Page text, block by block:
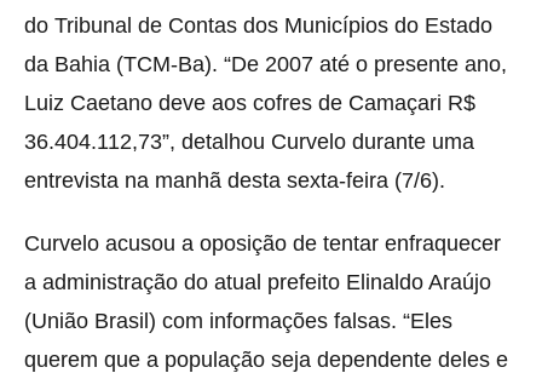
do Tribunal de Contas dos Municípios do Estado
da Bahia (TCM-Ba). “De 2007 até o presente ano,
Luiz Caetano deve aos cofres de Camaçari R$
36.404.112,73”, detalhou Curvelo durante uma
entrevista na manhã desta sexta-feira (7/6).
Curvelo acusou a oposição de tentar enfraquecer
a administração do atual prefeito Elinaldo Araújo
(União Brasil) com informações falsas. “Eles
querem que a população seja dependente deles e